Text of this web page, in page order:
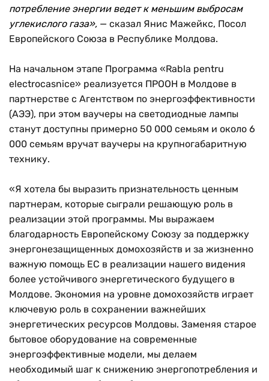
потребление энергии ведет к меньшим выбросам
углекислого газа», — сказал Янис Мажейкс, Посол
Европейского Союза в Республике Молдова.
На начальном этапе Программа «Rabla pentru
electrocasnice» реализуется ПРООН в Молдове в
партнерстве с Агентством по энергоэффективности
(АЭЭ), при этом ваучеры на светодиодные лампы
станут доступны примерно 50 000 семьям и около 6
000 семьям вручат ваучеры на крупногабаритную
технику.
«Я хотела бы выразить признательность ценным
партнерам, которые сыграли решающую роль в
реализации этой программы. Мы выражаем
благодарность Европейскому Союзу за поддержку
энергонезащищенных домохозяйств и за жизненно
важную помощь ЕС в реализации нашего видения
более устойчивого энергетического будущего в
Молдове. Экономия на уровне домохозяйств играет
ключевую роль в сохранении важнейших
энергетических ресурсов Молдовы. Заменяя старое
бытовое оборудование на современные
энергоэффективные модели, мы делаем
необходимый шаг к снижению энергопотребления и